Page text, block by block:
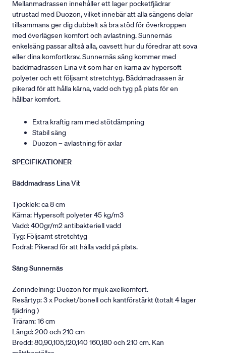
Mellanmadrassen innehåller ett lager pocketfjädrar
utrustad med Duozon, vilket innebär att alla sängens delar
tillsammans ger dig dubbelt så bra stöd för överkroppen
med överlägsen komfort och avlastning. Sunnernäs
enkelsäng passar alltså alla, oavsett hur du föredrar att sova
eller dina komfortkrav. Sunnernäs säng kommer med
bäddmadrassen Lina vit som har en kärna av hypersoft
polyeter och ett följsamt stretchtyg. Bäddmadrassen är
pikerad för att hålla kärna, vadd och tyg på plats för en
hållbar komfort.
Extra kraftig ram med stötdämpning
Stabil säng
Duozon – avlastning för axlar
SPECIFIKATIONER
Bäddmadrass Lina Vit
Tjocklek: ca 8 cm
Kärna: Hypersoft polyeter 45 kg/m3
Vadd: 400gr/m2 antibakteriell vadd
Tyg: Följsamt stretchtyg
Fodral: Pikerad för att hålla vadd på plats.
Säng Sunnernäs
Zonindelning: Duozon för mjuk axelkomfort.
Resårtyp: 3 x Pocket/bonell och kantförstärkt (totalt 4 lager
fjädring )
Träram: 16 cm
Längd: 200 och 210 cm
Bredd: 80,90,105,120,140 160,180 och 210 cm. Kan